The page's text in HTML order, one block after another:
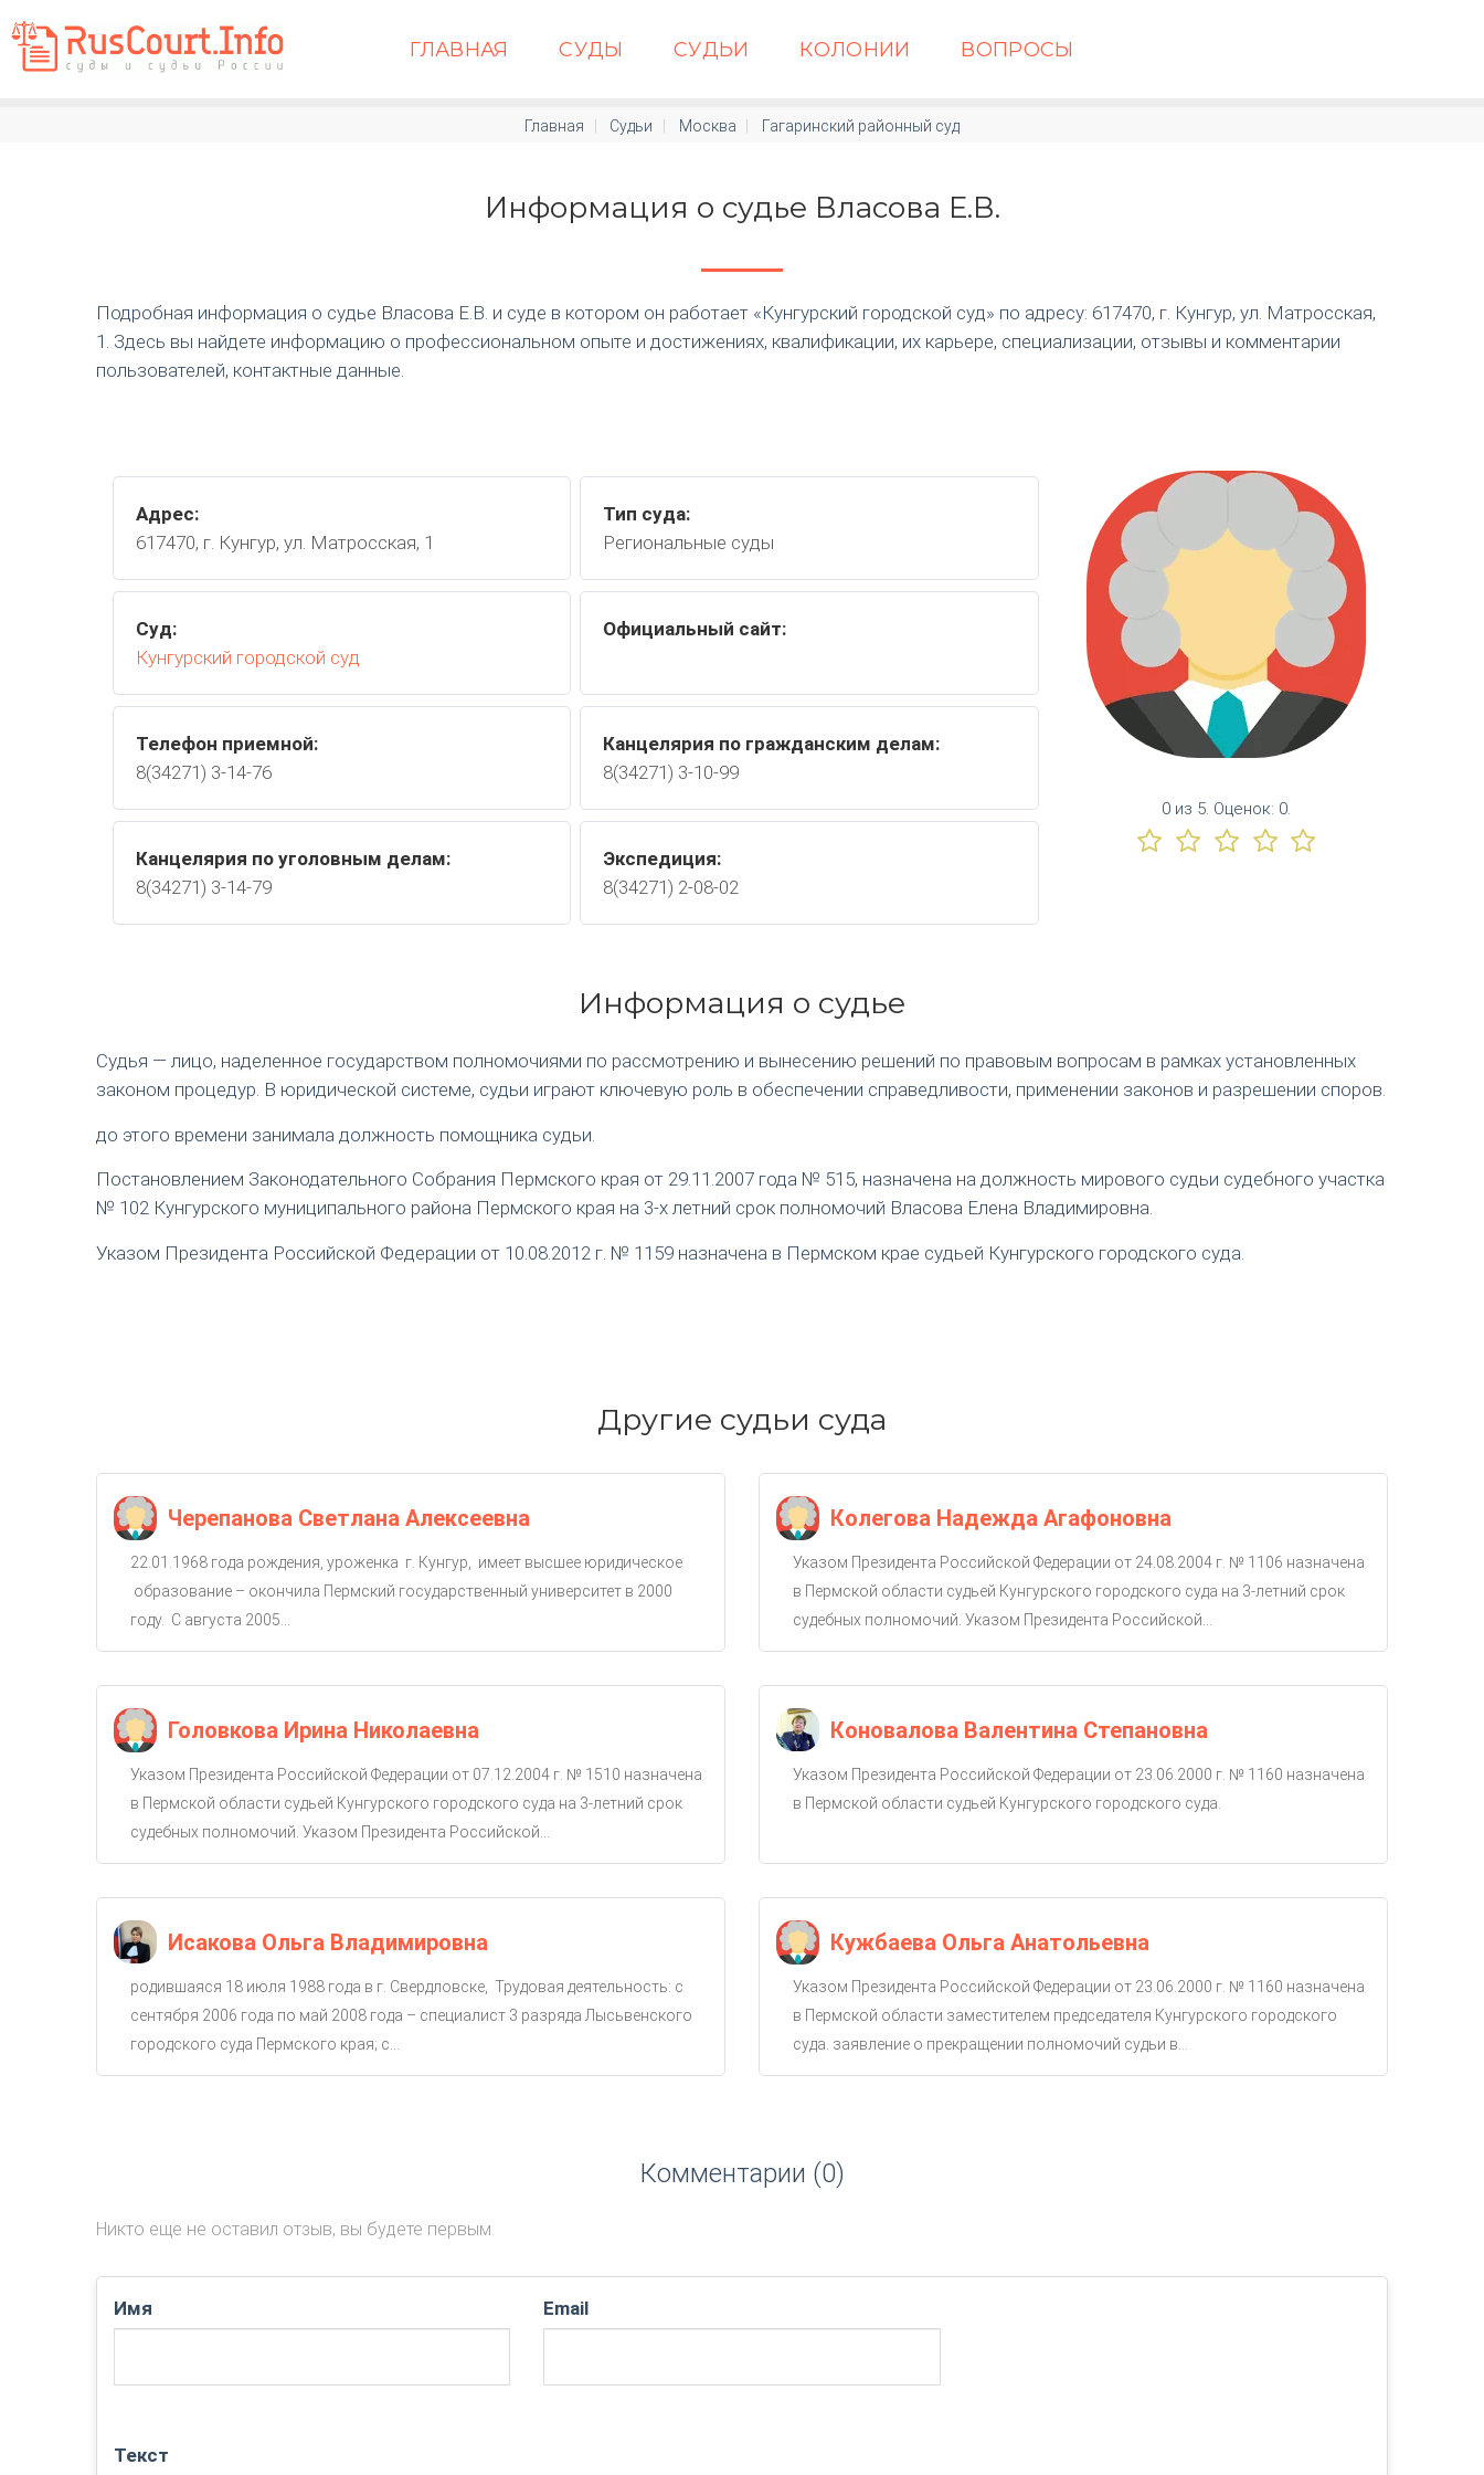
ГЛАВНАЯ СУДЫ СУДЬИ КОЛОНИИ ВОПРОСЫ
Главная Судьи Москва Гагаринский районный суд
Информация о судье Власова Е.В.
Подробная информация о судье Власова Е.В. и суде в котором он работает «Кунгурский городской суд» по адресу: 617470, г. Кунгур, ул. Матросская,
1. Здесь вы найдете информацию о профессиональном опыте и достижениях, квалификации, их карьере, специализации, отзывы и комментарии
пользователей, контактные данные.
Адрес:
617470, г. Кунгур, ул. Матросская, 1
Тип суда:
Региональные суды
Суд:
Кунгурский городской суд
Официальный сайт:
Телефон приемной:
8(34271) 3-14-76
Канцелярия по гражданским делам:
8(34271) 3-10-99
Канцелярия по уголовным делам:
8(34271) 3-14-79
Экспедиция:
8(34271) 2-08-02
0 из 5. Оценок: 0.
Информация о судье
Судья — лицо, наделенное государством полномочиями по рассмотрению и вынесению решений по правовым вопросам в рамках установленных
законом процедур. В юридической системе, судьи играют ключевую роль в обеспечении справедливости, применении законов и разрешении споров.
до этого времени занимала должность помощника судьи.
Постановлением Законодательного Собрания Пермского края от 29.11.2007 года № 515, назначена на должность мирового судьи судебного участка
№ 102 Кунгурского муниципального района Пермского края на 3-х летний срок полномочий Власова Елена Владимировна.
Указом Президента Российской Федерации от 10.08.2012 г. № 1159 назначена в Пермском крае судьей Кунгурского городского суда.
Другие судьи суда
Черепанова Светлана Алексеевна
22.01.1968 года рождения, уроженка г. Кунгур, имеет высшее юридическое
образование – окончила Пермский государственный университет в 2000
году. С августа 2005...
Головкова Ирина Николаевна
Указом Президента Российской Федерации от 07.12.2004 г. № 1510 назначена
в Пермской области судьей Кунгурского городского суда на 3-летний срок
судебных полномочий. Указом Президента Российской...
Исакова Ольга Владимировна
родившаяся 18 июля 1988 года в г. Свердловске, Трудовая деятельность: с
сентября 2006 года по май 2008 года – специалист 3 разряда Лысьвенского
городского суда Пермского края; с...
Колегова Надежда Агафоновна
Указом Президента Российской Федерации от 24.08.2004 г. № 1106 назначена
в Пермской области судьей Кунгурского городского суда на 3-летний срок
судебных полномочий. Указом Президента Российской...
Коновалова Валентина Степановна
Указом Президента Российской Федерации от 23.06.2000 г. № 1160 назначена
в Пермской области судьей Кунгурского городского суда.
Кужбаева Ольга Анатольевна
Указом Президента Российской Федерации от 23.06.2000 г. № 1160 назначена
в Пермской области заместителем председателя Кунгурского городского
суда. заявление о прекращении полномочий судьи в...
Комментарии (0)
Никто еще не оставил отзыв, вы будете первым.
Имя Email
Текст